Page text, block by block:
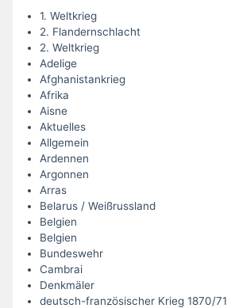
1. Weltkrieg
2. Flandernschlacht
2. Weltkrieg
Adelige
Afghanistankrieg
Afrika
Aisne
Aktuelles
Allgemein
Ardennen
Argonnen
Arras
Belarus / Weißrussland
Belgien
Belgien
Bundeswehr
Cambrai
Denkmäler
deutsch-französischer Krieg 1870/71